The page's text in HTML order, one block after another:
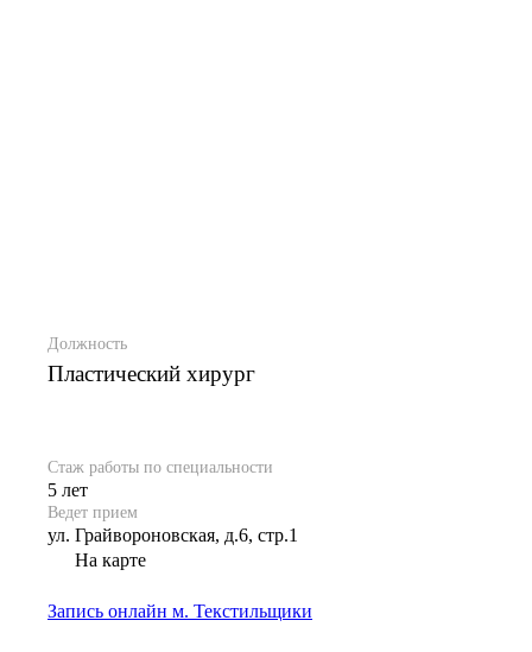
Должность
Пластический хирург
Стаж работы по специальности
5 лет
Ведет прием
ул. Грайвороновская, д.6, стр.1
На карте
Запись онлайн м. Текстильщики